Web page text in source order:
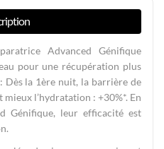
Advanced Génifique
pour une récupération plus
la 1ère nuit, la barrière de
l’hydratation : +30%*. En
Génifique, leur efficacité est